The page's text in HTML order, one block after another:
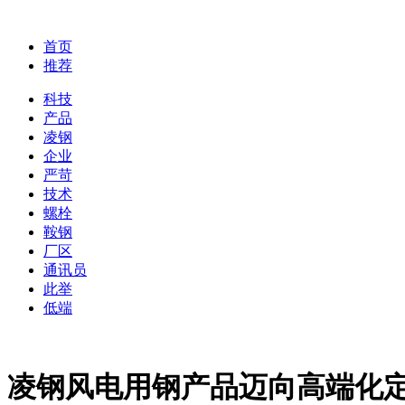
首页
推荐
科技
产品
凌钢
企业
严苛
技术
螺栓
鞍钢
厂区
通讯员
此举
低端
凌钢风电用钢产品迈向高端化